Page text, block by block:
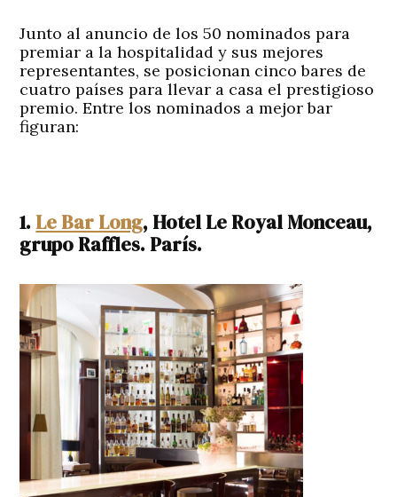
Junto al anuncio de los 50 nominados para
premiar a la hospitalidad y sus mejores
representantes, se posicionan cinco bares de
cuatro países para llevar a casa el prestigioso
premio. Entre los nominados a mejor bar
figuran:
1.Le Bar Long, Hotel Le Royal Monceau,
grupo Raffles. París.